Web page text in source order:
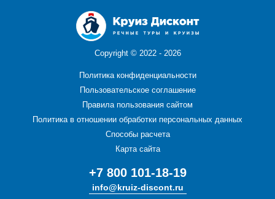
Copyright © 2022 - 2026
Политика конфиденциальности
Пользовательское соглашение
Правила пользования сайтом
Политика в отношении обработки персональных данных
Способы расчета
Карта сайта
+7 800 101-18-19
info@kruiz-discont.ru